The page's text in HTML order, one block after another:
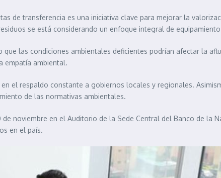
de transferencia es una iniciativa clave para mejorar la
se está considerando un enfoque integral de
las condiciones ambientales deficientes podrían afectar la
empatía ambiental.
el respaldo constante a gobiernos locales y regionales.
de las normativas ambientales.
noviembre en el Auditorio de la Sede Central del Banco de la
en el país.